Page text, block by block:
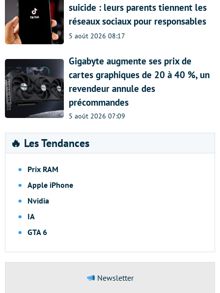
suicide : leurs parents tiennent les
réseaux sociaux pour responsables
5 août 2026 08:17
Gigabyte augmente ses prix de
cartes graphiques de 20 à 40 %, un
revendeur annule des
précommandes
5 août 2026 07:09
🔥 Les Tendances
Prix RAM
Apple iPhone
Nvidia
IA
GTA 6
Newsletter